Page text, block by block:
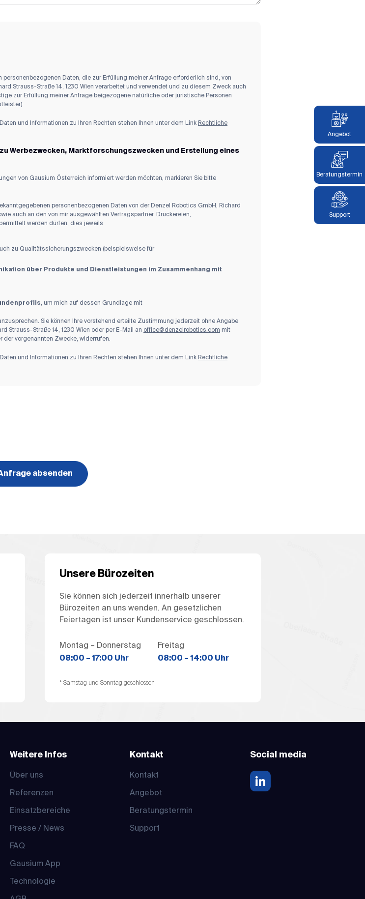
Daten, die zur Erfüllung meiner Anfrage erforderlich sind, von
Strauss-Straße 14, 1230 Wien verarbeitet und verwendet und zu diesem Zweck auch
zur Erfüllung meiner Anfrage beigezogene natürliche oder juristische Personen
und Informationen zu Ihren Rechten stehen Ihnen unter dem Link Rechtliche
Werbezwecken, Marktforschungszwecken und Erstellung eines
von Gausium Österreich informiert werden möchten, markieren Sie bitte
personenbezogenen Daten von der Denzel Robotics GmbH, Richard
auch an den von mir ausgewählten Vertragspartner, Druckereien,
werden dürfen, dies jeweils
zu Qualitätssicherungszwecken (beispielsweise für
über Produkte und Dienstleistungen im Zusammenhang mit
, um mich auf dessen Grundlage mit
Sie können Ihre vorstehend erteilte Zustimmung jederzeit ohne Angabe
Strauss-Straße 14, 1230 Wien oder per E-Mail an office@denzelrobotics.com mit
vorgenannten Zwecke, widerrufen.
und Informationen zu Ihren Rechten stehen Ihnen unter dem Link Rechtliche
absenden
Unsere Bürozeiten
Sie können sich jederzeit innerhalb unserer
Bürozeiten an uns wenden. An gesetzlichen
Feiertagen ist unser Kundenservice geschlossen.
Montag – Donnerstag
08:00 – 17:00 Uhr
Freitag
08:00 – 14:00 Uhr
* Samstag und Sonntag geschlossen
Angebot
Beratungstermin
Support
Weitere Infos
Über uns
Referenzen
Einsatzbereiche
Presse / News
FAQ
Gausium App
Technologie
Kontakt
Kontakt
Angebot
Beratungstermin
Support
Social media